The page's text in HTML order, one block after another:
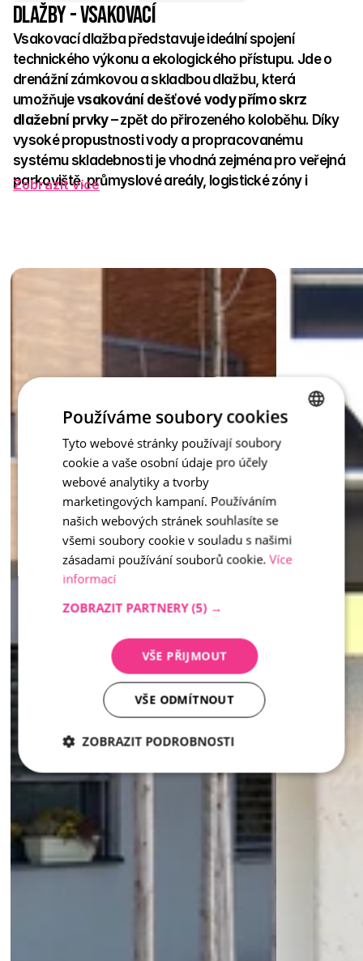
Dlažby - vsakovací
Vsakovací dlažba představuje ideální spojení
technického výkonu a ekologického přístupu. Jde o
drenážní zámkovou a skladbou dlažbu, která
umožňuje vsakování dešťové vody přímo skrz
dlažební prvky – zpět do přirozeného koloběhu. Díky
vysoké propustnosti vody a propracovanému
systému skladebnosti je vhodná zejména pro veřejná
parkoviště, průmyslové areály, logistické zóny i
Dlouhodobě tak přispívá k ochraně přírody a lepšímu
Začněme vracet krajině to, co jí patří – a pomozme jí držet
vodu tam, kde má zůstat.
Zobrazit více
inspirace - vsakovací
CZECH
Používáme soubory cookies
Tyto webové stránky používají soubory
cookie a vaše osobní údaje pro účely
webové analytiky a tvorby
marketingových kampaní. Používáním
našich webových stránek souhlasíte se
všemi soubory cookie v souladu s našimi
zásadami používání souborů cookie. Více
informací
ZOBRAZIT PARTNERY (5) →
VŠE PŘIJMOUT
VŠE ODMÍTNOUT
ZOBRAZIT PODROBNOSTI
Nezbytně
Analytika Marketing